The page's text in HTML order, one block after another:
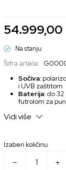
54.999,00
Na stanju
Šifra artikla:
Sočiva:
i UVB zaštitom
Baterija: do
futrolom za
uređivanje
32
Vidi više
Izaberi količinu